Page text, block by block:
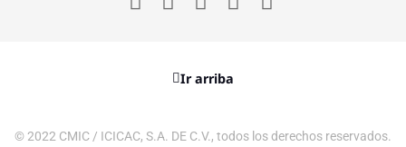
Ir arriba
© 2022 CMIC / ICICAC, S.A. DE C.V., todos los derechos reservados.